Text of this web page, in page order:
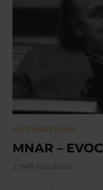
ALTE MATERIALE
MNAR –
2.948 vizualizari